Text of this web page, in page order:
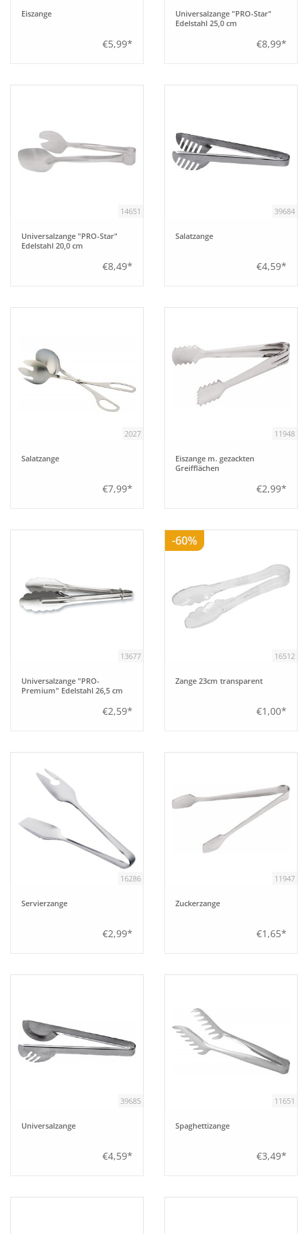
Einrichtung
Möbel
Fuchs Blog
Eiszange
€5,99*
Universalzange "PRO-Star"
Edelstahl 25,0 cm
€8,99*
14651
Universalzange "PRO-Star"
Edelstahl 20,0 cm
€8,49*
39684
Salatzange
€4,59*
2027
Salatzange
€7,99*
11948
Eiszange m. gezackten
Greifflächen
€2,99*
13677
Universalzange "PRO-
Premium" Edelstahl 26,5 cm
€2,59*
-60%
16512
Zange 23cm transparent
€1,00*
16286
Servierzange
€2,99*
11947
Zuckerzange
€1,65*
39685
Universalzange
€4,59*
11651
Spaghettizange
€3,49*